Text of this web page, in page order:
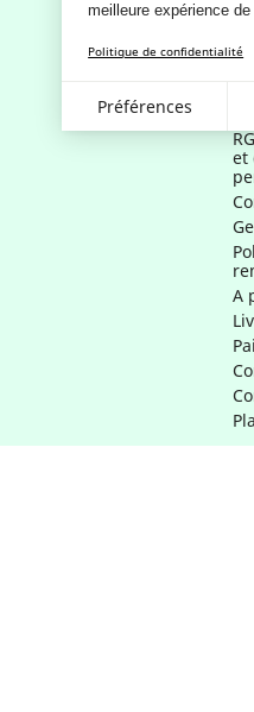
meilleure expérience
Politique de confidentialité
Préférences
et
A